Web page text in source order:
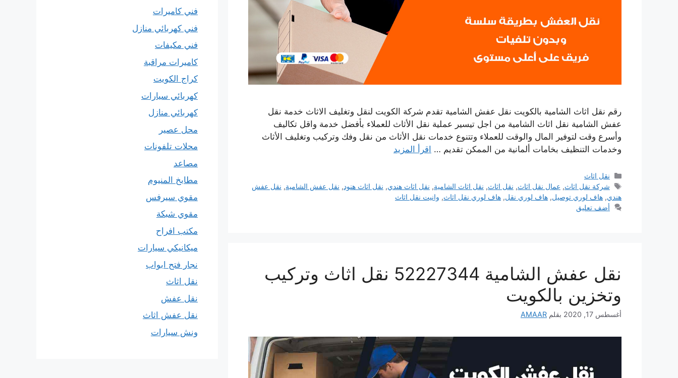
رقم نقل اثاث الشامية بالكويت نقل عفش الشامية تقدم شركة الكويت لنقل وتغليف الاثاث خدمة نقل
عفش الشامية نقل اثاث الشامية من اجل تيسير عملية نقل الأثاث للعملاء بأفضل خدمة واقل تكاليف
وأسرع وقت لتوفير المال والوقت للعملاء وتتنوع خدمات نقل الأثاث من نقل وفك وتركيب وتغليف الأثاث
وخدمات التنظيف بخامات ألمانية من الممكن تقديم … اقرأ المزيد
التصنيفات
نقل اثاث
الوسوم
شركة نقل اثاث, عمال نقل اثاث, نقل اثاث, نقل اثاث الشامية, نقل اثاث هندي, نقل اثاث هنود, نقل عفش الشامية, نقل عفش
هندي, هاف لوري توصيل, هاف لوري نقل, هاف لوري نقل اثاث, وانيت نقل اثاث
أضف تعليق
نقل عفش الشامية 52227344 نقل اثاث وتركيب
وتخزين بالكويت
أغسطس 17, 2020 بقلم AMAAR
فني كاميرات
فني كهربائي منازل
فني مكيفات
كاميرات مراقبة
كراج الكويت
كهربائي سيارات
كهربائي منازل
محل عصير
محلات تلفونات
مصاعد
مطابخ المنيوم
مقوي سيرفس
مقوي شبكة
مكتب افراح
ميكانيكي سيارات
نجار فتح ابواب
نقل اثاث
نقل عفش
نقل عفش اثاث
ونش سيارات